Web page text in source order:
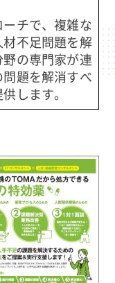
チで、複雑な
不足問題を解
の専門家が連
題を解消すべ
します。